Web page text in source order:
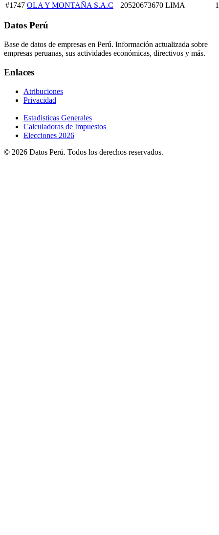
#1747 OLA Y MONTAÑA S.A.C 20520673670 LIMA
Datos Perú
Base de datos de empresas en Perú. Información actualizada sobre
empresas peruanas, sus actividades económicas, directivos y más.
Enlaces
Atribuciones
Privacidad
Estadisticas Generales
Calculadoras de Impuestos
Elecciones 2026
© 2026 Datos Perú. Todos los derechos reservados.